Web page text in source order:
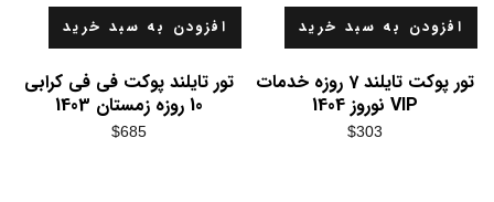
افزودن به سبد خرید
تور پوکت تایلند 7 روزه خدمات
VIP نوروز 1404
$303
افزودن به سبد خرید
تور تایلند پوکت فی فی کرابی
10 روزه زمستان 1403
$685